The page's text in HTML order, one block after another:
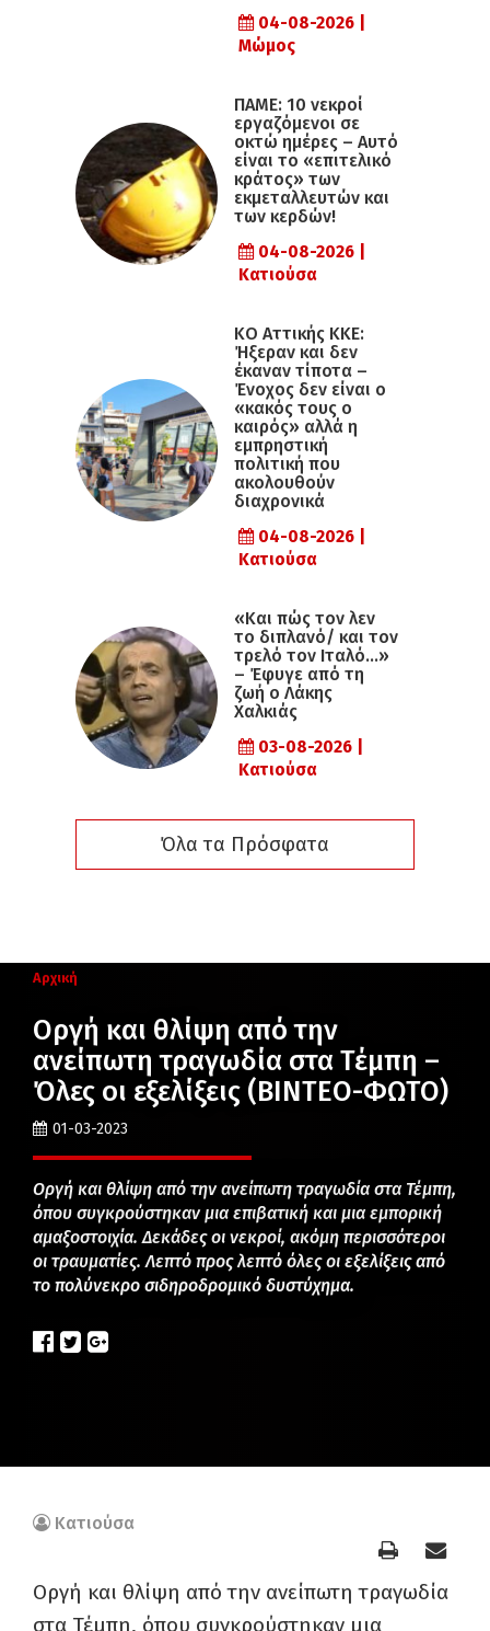
04-08-2026 |
Μώμος
ΠΑΜΕ: 10 νεκροί
εργαζόμενοι σε
οκτώ ημέρες – Αυτό
είναι το «επιτελικό
κράτος» των
εκμεταλλευτών και
των κερδών!
04-08-2026 |
Κατιούσα
KO Αττικής ΚΚΕ:
Ήξεραν και δεν
έκαναν τίποτα –
Ένοχος δεν είναι ο
«κακός τους ο
καιρός» αλλά η
εµπρηστική
πολιτική που
ακολουθούν
διαχρονικά
04-08-2026 |
Κατιούσα
«Και πώς τον λεν
το διπλανό/ και τον
τρελό τον Ιταλό…»
– Έφυγε από τη
ζωή ο Λάκης
Χαλκιάς
03-08-2026 |
Κατιούσα
Όλα τα Πρόσφατα
Αρχική
Οργή και θλίψη από την
ανείπωτη τραγωδία στα Τέμπη –
Όλες οι εξελίξεις (ΒΙΝΤΕΟ-ΦΩΤΟ)
01-03-2023
Οργή και θλίψη από την ανείπωτη τραγωδία στα Τέμπη,
όπου συγκρούστηκαν μια επιβατική και μια εμπορική
αμαξοστοιχία. Δεκάδες οι νεκροί, ακόμη περισσότεροι
οι τραυματίες. Λεπτό προς λεπτό όλες οι εξελίξεις από
το πολύνεκρο σιδηροδρομικό δυστύχημα.
Κατιούσα
Οργή και θλίψη από την ανείπωτη τραγωδία
στα Τέμπη, όπου συγκρούστηκαν μια